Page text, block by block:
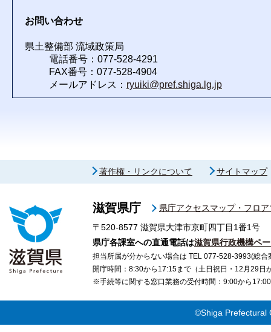
お問い合わせ
県土整備部 流域政策局
電話番号：077-528-4291
FAX番号：077-528-4904
メールアドレス： ryuiki@pref.shiga.lg.jp
著作権・リンクについて サイトマップ
滋賀県庁
県庁アクセスマップ・フロ
〒520-8577 滋賀県大津市京町四丁目1番1号
県庁各課室への直通電話は滋賀県行政機構ペ
担当所属が分からない場合は TEL 077-528-3993(総合
開庁時間：8:30から17:15まで（土日祝日・12月29日
※手続等に関する窓口業務の受付時間：9:00から
©Shiga Prefectural